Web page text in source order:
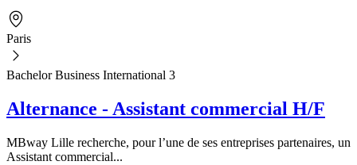
Paris
Bachelor Business International 3
Alternance - Assistant commercial H/F
MBway Lille recherche, pour l’une de ses entreprises partenaires, un
Assistant commercial...